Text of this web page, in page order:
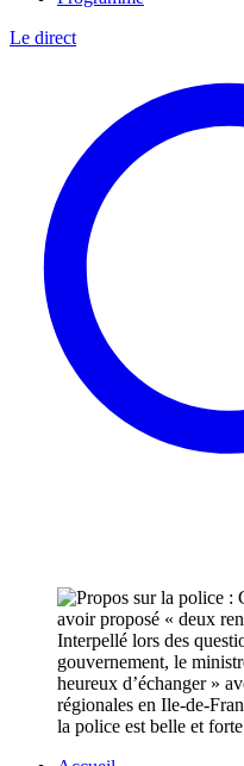
Le direct
Interpellé lors des
gouvernement, le
heureux d’échanger »
régionales en Ile-de-
la police est belle et